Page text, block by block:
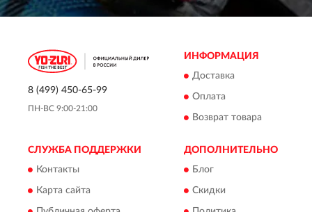
8 (499) 450-65-99
ПН-ВС 9:00-21:00
ИНФОРМАЦИЯ
Доставка
Оплата
Возврат товара
СЛУЖБА ПОДДЕРЖКИ
Контакты
Карта сайта
ДОПОЛНИТЕЛЬНО
Блог
Скидки